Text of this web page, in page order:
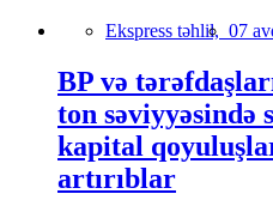
Ekspress təhlil, 07
BP və
ton səviyyəsində
kapital
artırıblar